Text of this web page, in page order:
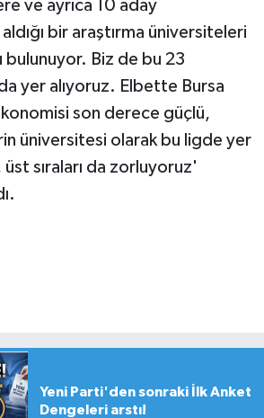
ve ayrıca 10 aday
bir araştırma üniversiteleri
Biz de bu 23
yer alıyoruz. Elbette Bursa
son derece güçlü,
üniversitesi olarak bu ligde yer
üst sıraları da zorluyoruz'
Yeni Parti'den sonraki İlk Anket
Dengeleri arstı!